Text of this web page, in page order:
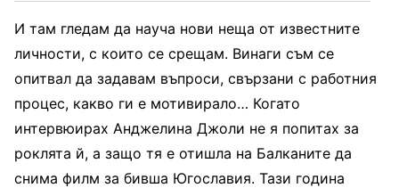
И там гледам да науча нови неща от известните
личности, с които се срещам. Винаги съм се
опитвал да задавам въпроси, свързани с работния
процес, какво ги е мотивирало… Когато
интервюирах Анджелина Джоли не я попитах за
роклята й, а защо тя е отишла на Балканите да
снима филм за бивша Югославия. Тази година